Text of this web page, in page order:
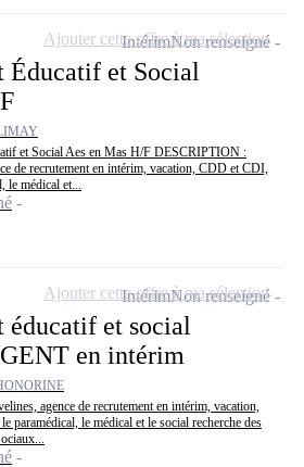
Éducatif et Social
et Social Aes en Mas H/F DESCRIPTION :
de recrutement en intérim, vacation, CDD et CDI,
le médical et...
IntérimNon renseigné
Ajouter cette offre à ma sélection
éducatif et social
en intérim
agence de recrutement en intérim, vacation,
paramédical, le médical et le social recherche des
IntérimNon renseigné
Ajouter cette offre à ma sélection